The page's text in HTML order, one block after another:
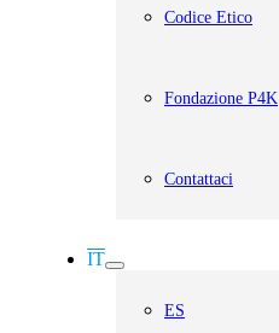
Codice Etico
Fondazione P4K
Contattaci
IT
ES